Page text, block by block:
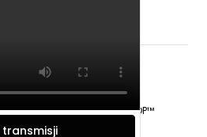
transmisji
STWORZONY OD PRESTASHOP™